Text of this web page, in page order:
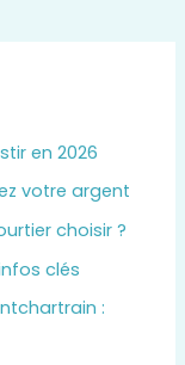
en 2026
votre argent
choisir ?
clés
: